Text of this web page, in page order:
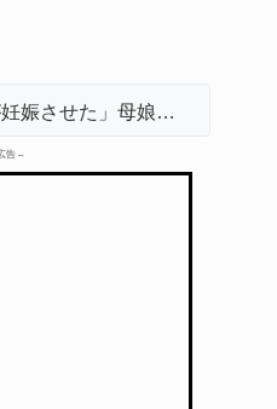
名張市、給食センター整備へ実施計画案 14小学校集約の年次計画も
告 –